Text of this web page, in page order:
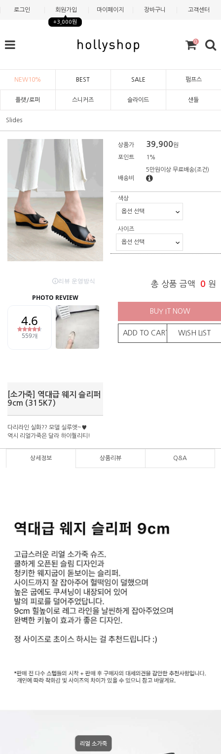
로그인 회원가입
+3,000원
마이페이지 장바구니 고객센터
0
NEW10% BEST SALE 펌프스
플랫/로퍼 스니커즈 슬라이드 샌들
Slides
[소가죽] 역대급 웨지 슬리퍼
9cm (315K7)
다리라인 실화?? 모델 실루엣~♥
역시 리얼가죽은 달라 하이퀄리티!
상품가 39,900원
포인트 1%
배송비
5만원이상 무료배송(조건)
색상
사이즈
총 상품 금액 0 원
BUY IT NOW
ADD TO CART WISH LIST
상세정보 상품리뷰 Q&A